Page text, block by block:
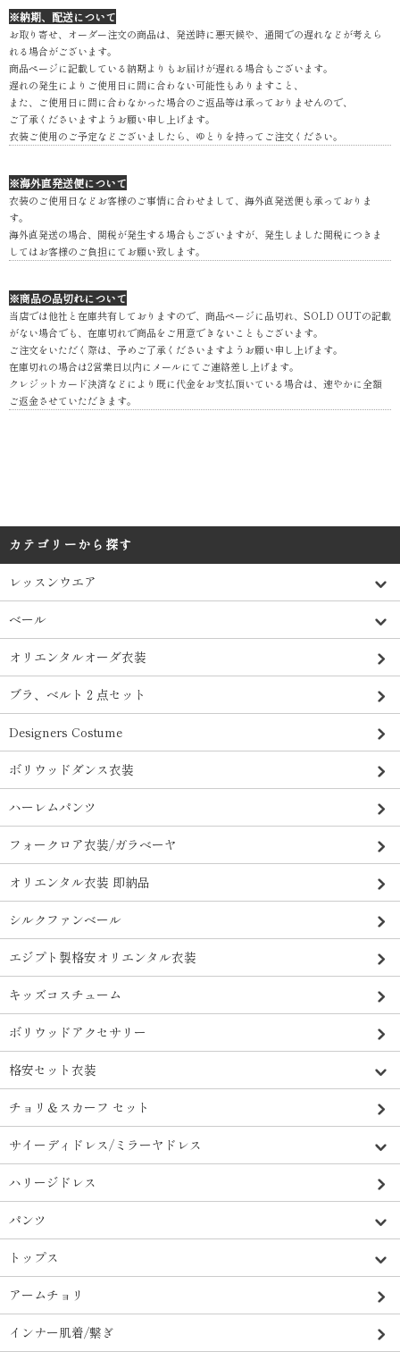
※納期、配送について
お取り寄せ、オーダー注文の商品は、発送時に悪天候や、通関での遅れなどが考えら
れる場合がございます。
商品ページに記載している納期よりもお届けが遅れる場合もございます。
遅れの発生によりご使用日に間に合わない可能性もありますこと、
また、ご使用日に間に合わなかった場合のご返品等は承っておりませんので、
ご了承くださいますようお願い申し上げます。
衣装ご使用のご予定などございましたら、ゆとりを持ってご注文ください。
※海外直発送便について
衣装のご使用日などお客様のご事情に合わせまして、海外直発送便も承っておりま
す。
海外直発送の場合、関税が発生する場合もございますが、発生しました関税につきま
してはお客様のご負担にてお願い致します。
※商品の品切れについて
当店では他社と在庫共有しておりますので、商品ページに品切れ、SOLD OUTの記載
がない場合でも、在庫切れで商品をご用意できないこともございます。
ご注文をいただく際は、予めご了承くださいますようお願い申し上げます。
在庫切れの場合は2営業日以内にメールにてご連絡差し上げます。
クレジットカード決済などにより既に代金をお支払頂いている場合は、速やかに全額
ご返金させていただきます。
カテゴリーから探す
レッスンウエア
ベール
オリエンタルオーダ衣装
ブラ、ベルト２点セット
Designers Costume
ボリウッドダンス衣装
ハーレムパンツ
フォークロア衣装/ガラベーヤ
オリエンタル衣装 即納品
シルクファンベール
エジプト製格安オリエンタル衣装
キッズコスチューム
ボリウッドアクセサリー
格安セット衣装
チョリ＆スカーフ セット
サイーディドレス/ミラーヤドレス
ハリージドレス
パンツ
トップス
アームチョリ
インナー肌着/繋ぎ